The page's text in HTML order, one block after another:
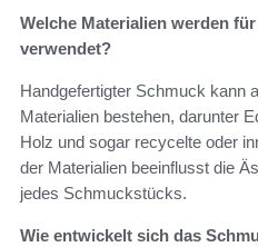
Welche Materialien werden
verwendet?
Handgefertigter Schmuck kann
Materialien bestehen, darunter
Holz und sogar recycelte oder
der Materialien beeinflusst die
jedes Schmuckstücks.
Wie entwickelt sich das